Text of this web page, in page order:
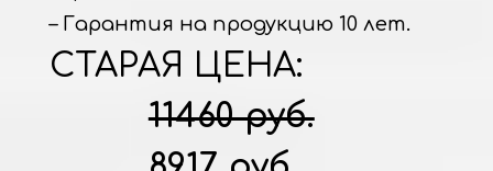
– Гарантия на продукцию 10 лет.
СТАРАЯ ЦЕНА:
11460 руб.